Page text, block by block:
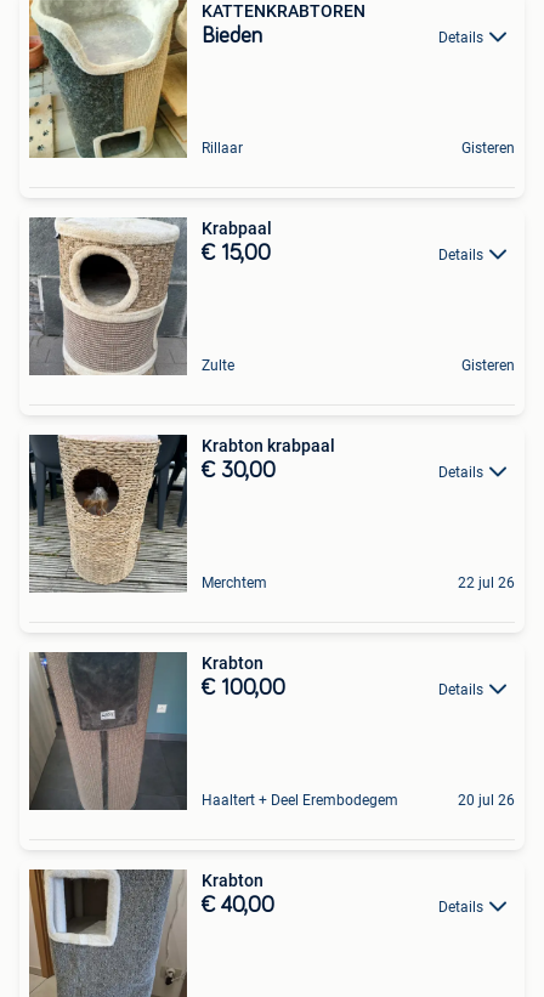
KATTENKRABTOREN
Bieden Details
Rillaar Gisteren
Krabpaal
€ 15,00 Details
Zulte Gisteren
Krabton krabpaal
€ 30,00 Details
Merchtem 22 jul 26
Krabton
€ 100,00 Details
Haaltert + Deel Erembodegem 20 jul 26
Krabton
€ 40,00 Details